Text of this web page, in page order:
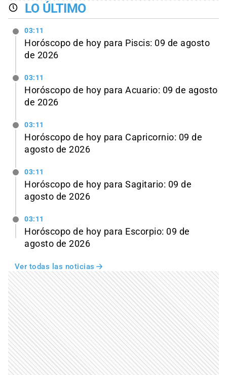
LO ÚLTIMO
03:11
Horóscopo de hoy para Piscis: 09 de agosto
de 2026
03:11
Horóscopo de hoy para Acuario: 09 de agosto
de 2026
03:11
Horóscopo de hoy para Capricornio: 09 de
agosto de 2026
03:11
Horóscopo de hoy para Sagitario: 09 de
agosto de 2026
03:11
Horóscopo de hoy para Escorpio: 09 de
agosto de 2026
Ver todas las noticias